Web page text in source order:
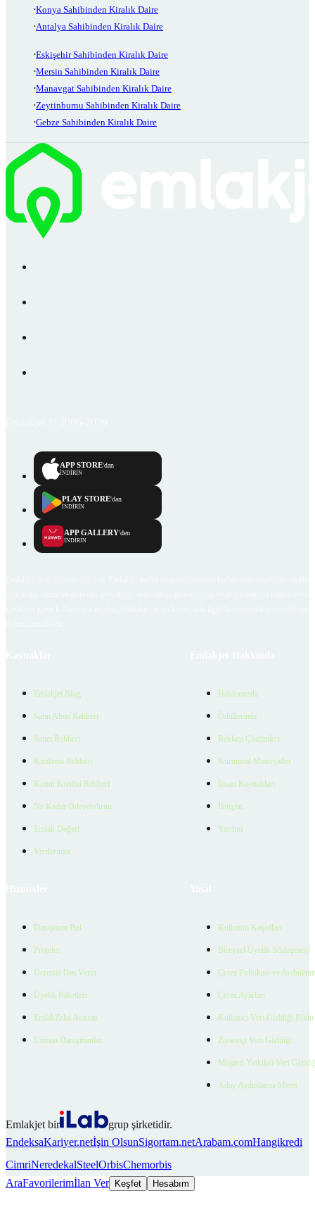
Konya Sahibinden Kiralık Daire
Antalya Sahibinden Kiralık Daire
Eskişehir Sahibinden Kiralık Daire
Mersin Sahibinden Kiralık Daire
Manavgat Sahibinden Kiralık Daire
Zeytinburnu Sahibinden Kiralık Daire
Gebze Sahibinden Kiralık Daire
APP STORE'dan
İNDİRİN
PLAY STORE'dan
İNDİRİN
APP GALLERY'den
İNDİRİN
Emlakjet Blog
Satın Alma Rehberi
Satıcı Rehberi
Kiralama Rehberi
Konut Kredisi Rehberi
Ne Kadar Ödeyebilirim
Emlak Değeri
Verilerimiz
Hakkımızda
Ödüllerimiz
Reklam Çözümleri
Kurumsal Materyaller
İnsan Kaynakları
İletişim
Yardım
Danışman Bul
Projeler
Ücretsiz İlan Verin
Üyelik Paketleri
EmlakZeka Asistan
Uzman Danışmanlar
Kullanım Koşulları
Bireysel Üyelik Sözleşmesi
Çerez Politikası ve
Çerez Ayarları
Kullanıcı Veri Gizliliği
Ziyaretçi Veri Gizliliği
Müşteri Yetkilisi Veri
Aday Aydınlatma Metni
Emlakjet bir
grup şirketidir.
EndeksaKariyer.netİşin OlsunSigortam.netArabam.comHangikredi
CimriNeredekalSteelOrbisChemorbis
AraFavorilerimİlan Ver Keşfet Hesabım